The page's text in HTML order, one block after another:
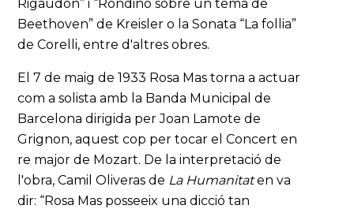
Rigaudon” i “Rondino sobre un tema de
Beethoven” de Kreisler o la Sonata “La follia”
de Corelli, entre d'altres obres.
El 7 de maig de 1933 Rosa Mas torna a actuar
com a solista amb la Banda Municipal de
Barcelona dirigida per Joan Lamote de
Grignon, aquest cop per tocar el Concert en
re major de Mozart. De la interpretació de
l'obra, Camil Oliveras de La Humanitaten va
dir: “Rosa Mas posseeix una dicció tan